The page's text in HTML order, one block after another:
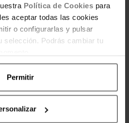
Política de Cookies para
aceptar todas las cookies
o configurarlas y pulsar
selección. Podrás cambiar tu
Permitir
que se ha
viral tras el
Hotel Magic Villa
Benidorm